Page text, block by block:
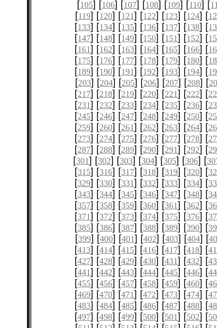
[105] [106] [107] [108] [109] [110] [
[119] [120] [121] [122] [123] [124] [
[133] [134] [135] [136] [137] [138] [
[147] [148] [149] [150] [151] [152] [
[161] [162] [163] [164] [165] [166] [
[175] [176] [177] [178] [179] [180] [
[189] [190] [191] [192] [193] [194] [
[203] [204] [205] [206] [207] [208] [
[217] [218] [219] [220] [221] [222] [
[231] [232] [233] [234] [235] [236] [
[245] [246] [247] [248] [249] [250] [
[259] [260] [261] [262] [263] [264] [
[273] [274] [275] [276] [277] [278] [
[287] [288] [289] [290] [291] [292] [
[301] [302] [303] [304] [305] [306] [
[315] [316] [317] [318] [319] [320] [
[329] [330] [331] [332] [333] [334] [
[343] [344] [345] [346] [347] [348] [
[357] [358] [359] [360] [361] [362] [
[371] [372] [373] [374] [375] [376] [
[385] [386] [387] [388] [389] [390] [
[399] [400] [401] [402] [403] [404] [
[413] [414] [415] [416] [417] [418] [
[427] [428] [429] [430] [431] [432] [
[441] [442] [443] [444] [445] [446] [
[455] [456] [457] [458] [459] [460] [
[469] [470] [471] [472] [473] [474] [
[483] [484] [485] [486] [487] [488] [
[497] [498] [499] [500] [501] [502] [